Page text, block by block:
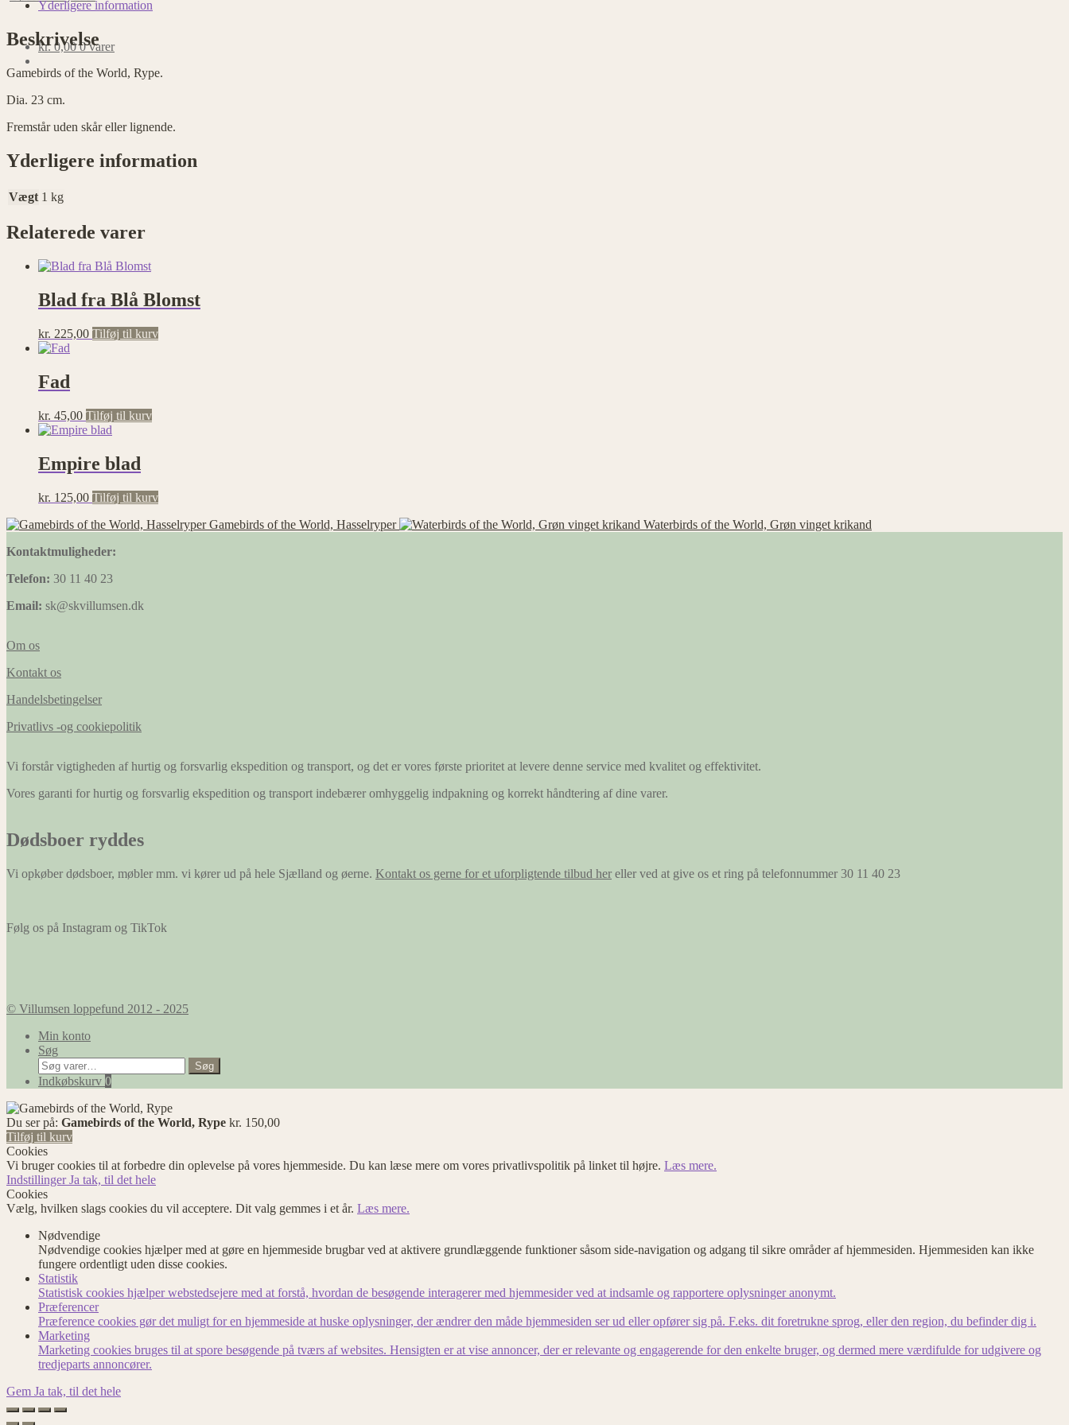
kr.0,00 0 varer
Rype Yderligere information
Beskrivelse
Gamebirds of the World, Rype.
Dia. 23 cm.
Fremstår uden skår eller lignende.
Yderligere information
Vægt 1 kg
Relaterede varer
Blad fra Blå Blomst
kr. 225,00 Tilføj til kurv
Fad
kr. 45,00 Tilføj til kurv
Empire blad
kr. 125,00 Tilføj til kurv
Gamebirds of the World, Hasselryper
Waterbirds of the World, Grøn vinget krikand
Kontaktmuligheder:
Telefon: 30 11 40 23
Email: sk@skvillumsen.dk
Om os
Kontakt os
Handelsbetingelser
Privatlivs -og cookiepolitik
Vi forstår vigtigheden af hurtig og forsvarlig ekspedition og transport, og det er vores første prioritet at levere denne service med kvalitet og effektivitet.
Vores garanti for hurtig og forsvarlig ekspedition og transport indebærer omhyggelig indpakning og korrekt håndtering af dine varer.
Dødsboer ryddes
Vi opkøber dødsboer, møbler mm. vi kører ud på hele Sjælland og øerne. Kontakt os gerne for et uforpligtende tilbud her eller ved at give os et ring på telefonnummer 30 11 40 23
Følg os på Instagram og TikTok
© Villumsen loppefund 2012 - 2025
Min konto
Søg
Søg
efter:
Søg
Indkøbskurv 0
Du ser på: Gamebirds of the World, Rype kr. 150,00
Tilføj til kurv
Cookies
Vi bruger cookies til at forbedre din oplevelse på vores hjemmeside. Du kan læse mere om vores privatlivspolitik på linket til højre. Læs mere.
IndstillingerJa tak, til det hele
Cookies
Vælg, hvilken slags cookies du vil acceptere. Dit valg gemmes i et år. Læs mere.
Nødvendige
Nødvendige cookies hjælper med at gøre en hjemmeside brugbar ved at aktivere grundlæggende funktioner såsom side-navigation og adgang til sikre områder af hjemmesiden. Hjemmesiden kan ikke
fungere ordentligt uden disse cookies.
Statistik
Statistisk cookies hjælper webstedsejere med at forstå, hvordan de besøgende interagerer med hjemmesider ved at indsamle og rapportere oplysninger anonymt.
Præferencer
Præference cookies gør det muligt for en hjemmeside at huske oplysninger, der ændrer den måde hjemmesiden ser ud eller opfører sig på. F.eks. dit foretrukne sprog, eller den region, du befinder dig i.
Marketing
Marketing cookies bruges til at spore besøgende på tværs af websites. Hensigten er at vise annoncer, der er relevante og engagerende for den enkelte bruger, og dermed mere værdifulde for udgivere og
tredjeparts annoncører.
Gem Ja tak, til det hele